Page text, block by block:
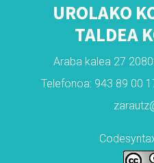
UROLAKO
TALDEA
Araba kalea 27
Telefonoa: 943 89 00